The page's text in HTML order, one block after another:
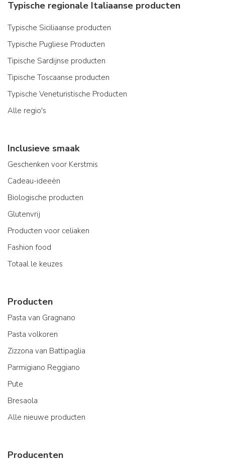
Typische regionale Italiaanse producten
Typische Siciliaanse producten
Typische Pugliese Producten
Tipische Sardijnse producten
Tipische Toscaanse producten
Typische Veneturistische Producten
Alle regio's
Inclusieve smaak
Geschenken voor Kerstmis
Cadeau-ideeën
Biologische producten
Glutenvrij
Producten voor celiaken
Fashion food
Totaal le keuzes
Producten
Pasta van Gragnano
Pasta volkoren
Zizzona van Battipaglia
Parmigiano Reggiano
Pute
Bresaola
Alle nieuwe producten
Producenten